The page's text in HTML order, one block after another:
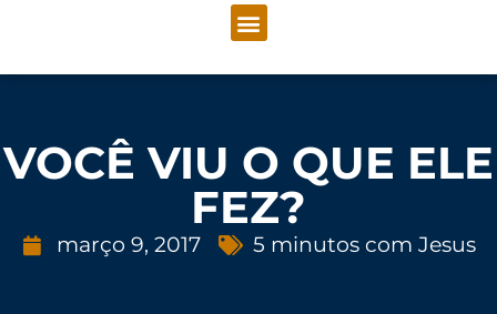
VOCÊ VIU O QUE ELE
FEZ?
março 9, 2017 5 minutos com Jesus